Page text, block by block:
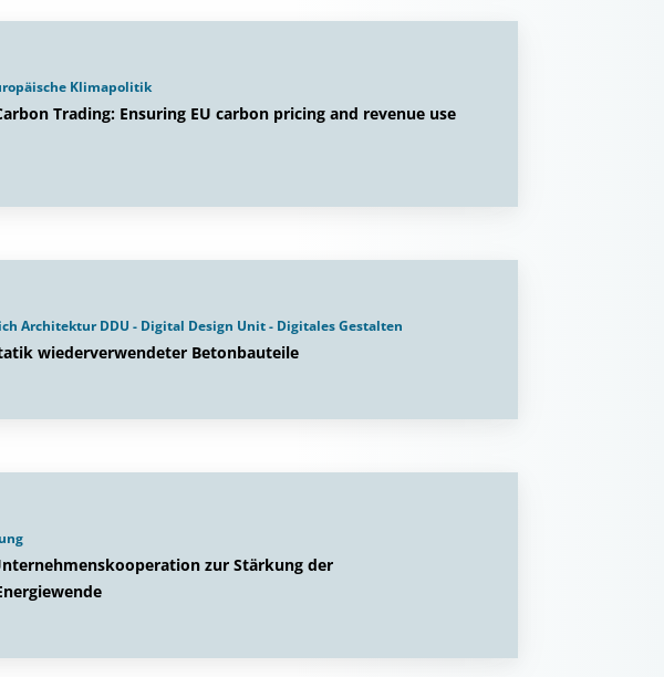
Klimapolitik
Trading: Ensuring EU carbon pricing and revenue use
Architektur DDU - Digital Design Unit - Digitales Gestalten
wiederverwendeter Betonbauteile
zur Stärkung der